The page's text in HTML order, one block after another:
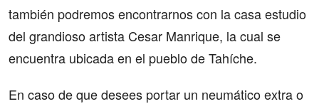
también podremos encontrarnos con la casa estudio
del grandioso artista Cesar Manrique, la cual se
encuentra ubicada en el pueblo de Tahíche.
En caso de que desees portar un neumático extra o